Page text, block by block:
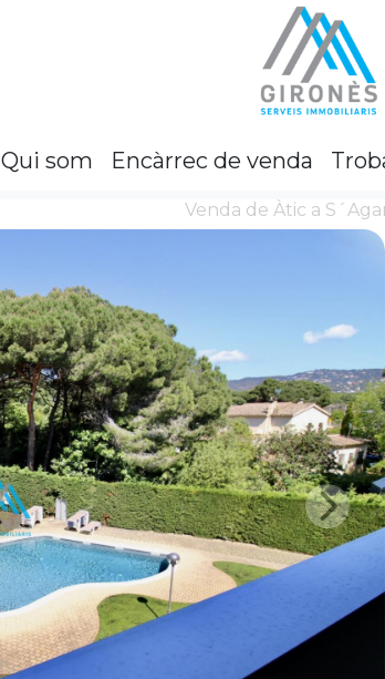
Qui som Encàrrec de venda
Venda de Àtic a